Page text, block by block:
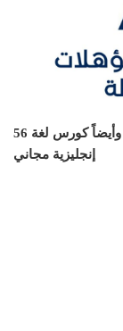
56 وظيفة خالية بشركة مصر للخدمات الجوية .. وأيضاً كورس لغة
إنجليزية مجاني